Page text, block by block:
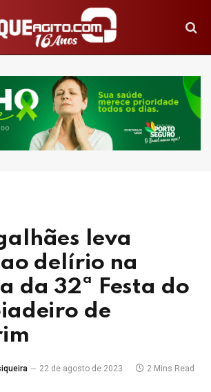
leva
delírio na
da 32ª Festa do
de
22 de agosto de 2023 2 Mins Read